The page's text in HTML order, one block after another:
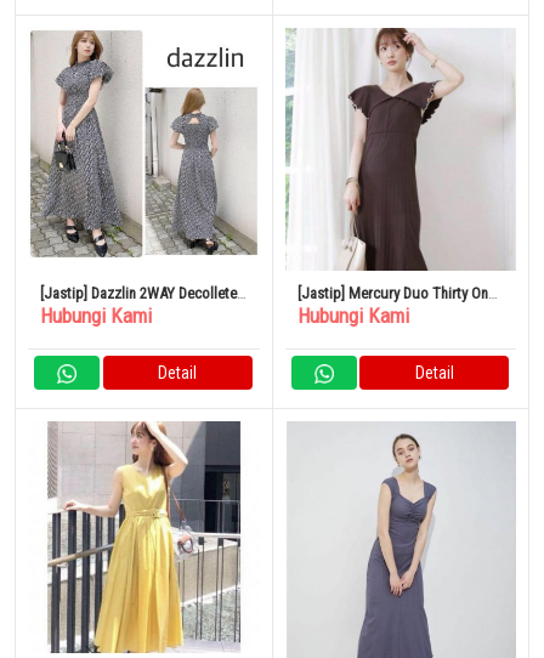
[Jastip] Dazzlin 2WAY Decollete
Gaun Terbuka Ukuran Bebas
Hubungi Kami
Detail
[Jastip] Mercury Duo Thirty One
Long Dress Charcoal Brown
Hubungi Kami
Detail